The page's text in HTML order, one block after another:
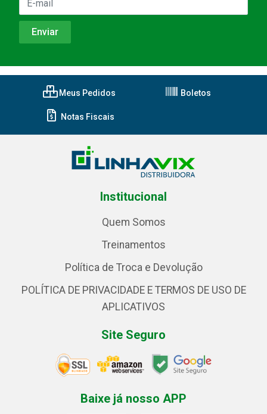
Meus Pedidos Boletos
Notas Fiscais
Institucional
Quem Somos
Treinamentos
Política de Troca e Devolução
POLÍTICA DE PRIVACIDADE E TERMOS DE USO DE
APLICATIVOS
Site Seguro
Baixe já nosso APP